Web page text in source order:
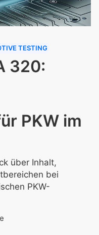
TESTING
320:
PKW im
über Inhalt,
bei
PKW-